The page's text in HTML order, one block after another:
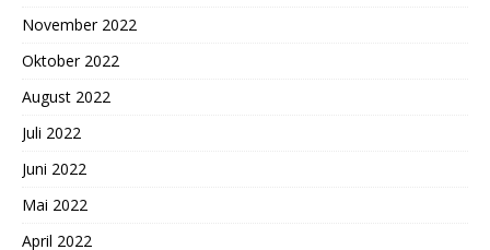
November 2022
Oktober 2022
August 2022
Juli 2022
Juni 2022
Mai 2022
April 2022